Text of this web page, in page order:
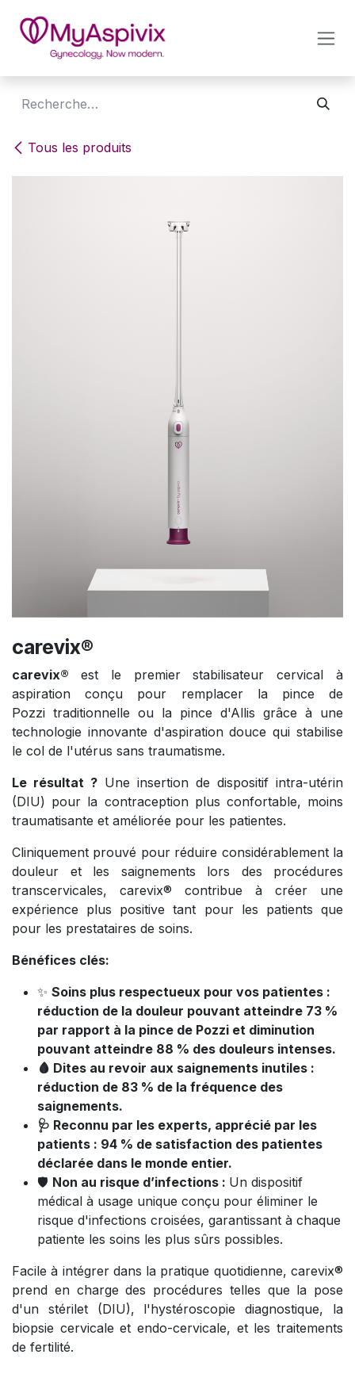
Tous les produits
carevix®
carevix® est le premier stabilisateur cervical à
aspiration conçu pour remplacer la pince de
Pozzi traditionnelle ou la pince d'Allis grâce à une
technologie innovante d'aspiration douce qui stabilise
le col de l'utérus sans traumatisme.
Le résultat ? Une insertion de dispositif intra-utérin
(DIU) pour la contraception plus confortable, moins
traumatisante et améliorée pour les patientes.
Cliniquement prouvé pour réduire considérablement la
douleur et les saignements lors des procédures
transcervicales, carevix® contribue à créer une
expérience plus positive tant pour les patients que
pour les prestataires de soins.
Bénéfices clés:
✨ Soins plus respectueux pour vos patientes :
réduction de la douleur pouvant atteindre 73 %
par rapport à la pince de Pozzi et diminution
pouvant atteindre 88 % des douleurs intenses.
🩸 Dites au revoir aux saignements inutiles :
réduction de 83 % de la fréquence des
saignements.
🩺 Reconnu par les experts, apprécié par les
patients : 94 % de satisfaction des patientes
déclarée dans le monde entier.
🛡️ Non au risque d’infections : Un dispositif
médical à usage unique conçu pour éliminer le
risque d'infections croisées, garantissant à chaque
patiente les soins les plus sûrs possibles.
Facile à intégrer dans la pratique quotidienne, carevix®
prend en charge des procédures telles que la pose
d'un stérilet (DIU), l'hystéroscopie diagnostique, la
biopsie cervicale et endo-cervicale, et les traitements
de fertilité.